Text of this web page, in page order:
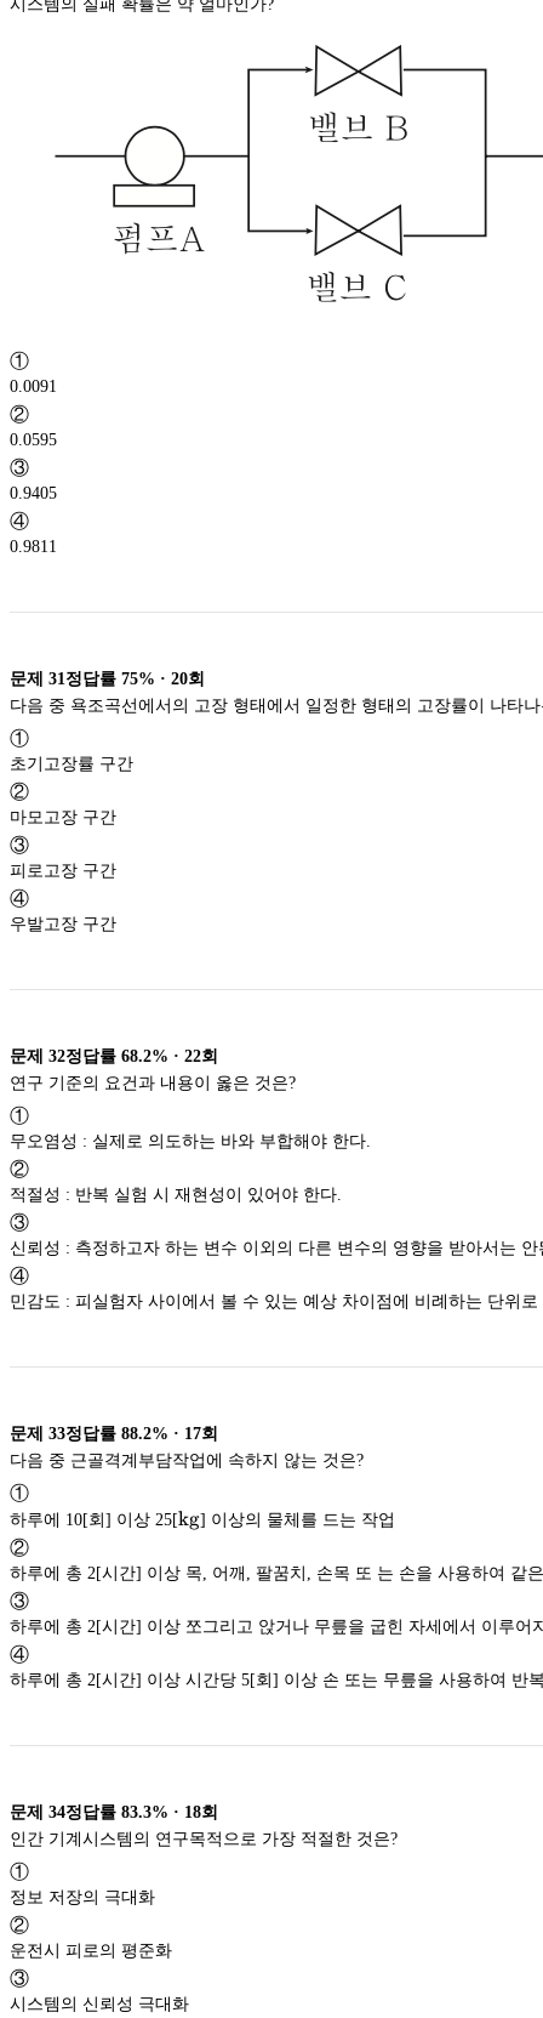
시스템의 실패 확률은 약 얼마인가?
①
0.0091
②
0.0595
③
0.9405
④
0.9811
문제 31 정답률 75% · 20회
다음 중 욕조곡선에서의 고장 형태에서 일정한 형태의 고장률이 나타
①
초기고장률 구간
②
마모고장 구간
③
피로고장 구간
④
우발고장 구간
문제 32정답률 68.2% · 22회
연구 기준의 요건과 내용이 옳은 것은?
①
무오염성 : 실제로 의도하는 바와 부합해야 한다.
②
적절성 : 반복 실험 시 재현성이 있어야 한다.
③
신뢰성 : 측정하고자 하는 변수 이외의 다른 변수의 영향을 받아서는 안
④
민감도 : 피실험자 사이에서 볼 수 있는 예상 차이점에 비례하는 단위
문제 33정답률 88.2% · 17회
다음 중 근골격계부담작업에 속하지 않는 것은?
①
하루에 10[회] 이상 25[\textup{kg}
kg] 이상의 물체를 드는 작업
②
하루에 총 2[시간] 이상 목, 어깨, 팔꿈치, 손목 또 는 손을 사용하여 같
③
하루에 총 2[시간] 이상 쪼그리고 앉거나 무릎을 굽힌 자세에서 이루어
④
하루에 총 2[시간] 이상 시간당 5[회] 이상 손 또는 무릎을 사용하여 반
문제 34정답률 83.3% · 18회
인간 기계시스템의 연구목적으로 가장 적절한 것은?
①
정보 저장의 극대화
②
운전시 피로의 평준화
③
시스템의 신뢰성 극대화